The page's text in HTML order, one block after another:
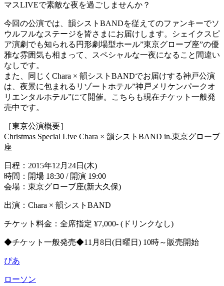
マスLIVEで素敵な夜を過ごしませんか？
今回の公演では、韻シストBANDを従えてのファンキーでソ
ウルフルなステージを皆さまにお届けします。シェイクスピ
ア演劇でも知られる円形劇場型ホール”東京グローブ座”の優
雅な雰囲気も相まって、スペシャルな一夜になること間違い
なしです。
また、同じくChara × 韻シストBANDでお届けする神戸公演
は、夜景に包まれるリゾートホテル”神戸メリケンパークオ
リエンタルホテル”にて開催。こちらも現在チケット一般発
売中です。
［東京公演概要］
Christmas Special Live Chara × 韻シストBAND in.東京グローブ
座
日程：2015年12月24日(木)
時間：開場 18:30 / 開演 19:00
会場：東京グローブ座(新大久保)
出演：Chara × 韻シストBAND
チケット料金：全席指定 ¥7,000- (ドリンクなし)
◆チケット一般発売◆11月8日(日曜日) 10時～販売開始
ぴあ
ローソン